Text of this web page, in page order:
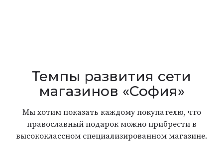
Темпы развития сети
магазинов «София»
Мы хотим показать каждому покупателю, что
православный подарок можно прибрести в
высококлассном специализированном магазине.